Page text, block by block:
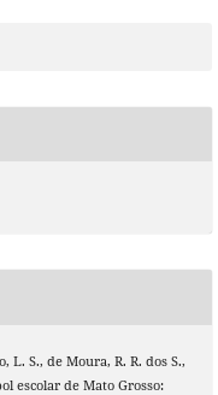
L. S., de Moura, R. R. dos S.,
escolar de Mato Grosso: